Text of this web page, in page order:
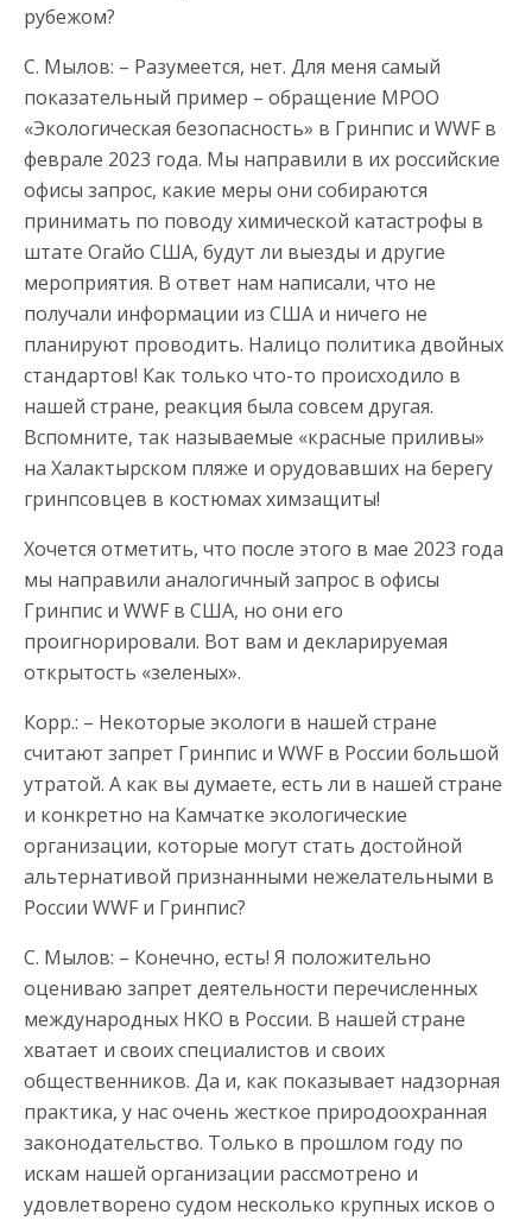
рубежом?
С. Мылов: – Разумеется, нет. Для меня самый
показательный пример – обращение МРОО
«Экологическая безопасность» в Гринпис и WWF в
феврале 2023 года. Мы направили в их российские
офисы запрос, какие меры они собираются
принимать по поводу химической катастрофы в
штате Огайо США, будут ли выезды и другие
мероприятия. В ответ нам написали, что не
получали информации из США и ничего не
планируют проводить. Налицо политика двойных
стандартов! Как только что-то происходило в
нашей стране, реакция была совсем другая.
Вспомните, так называемые «красные приливы»
на Халактырском пляже и орудовавших на берегу
гринпсовцев в костюмах химзащиты!
Хочется отметить, что после этого в мае 2023 года
мы направили аналогичный запрос в офисы
Гринпис и WWF в США, но они его
проигнорировали. Вот вам и декларируемая
открытость «зеленых».
Корр.: – Некоторые экологи в нашей стране
считают запрет Гринпис и WWF в России большой
утратой. А как вы думаете, есть ли в нашей стране
и конкретно на Камчатке экологические
организации, которые могут стать достойной
альтернативой признанными нежелательными в
России WWF и Гринпис?
С. Мылов: – Конечно, есть! Я положительно
оцениваю запрет деятельности перечисленных
международных НКО в России. В нашей стране
хватает и своих специалистов и своих
общественников. Да и, как показывает надзорная
практика, у нас очень жесткое природоохранная
законодательство. Только в прошлом году по
искам нашей организации рассмотрено и
удовлетворено судом несколько крупных исков о